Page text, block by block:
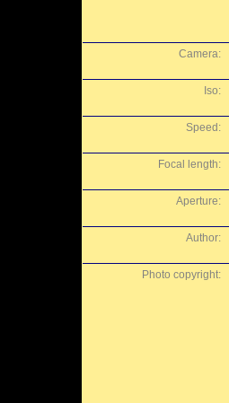
Camera:
Iso:
Speed:
Focal length:
Aperture:
Author:
Photo copyright: